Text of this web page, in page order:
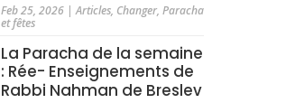
Feb 25, 2026|Articles, Changer, Paracha
et fêtes
La Paracha de la semaine
: Rée- Enseignements de
Rabbi Nahman de Breslev